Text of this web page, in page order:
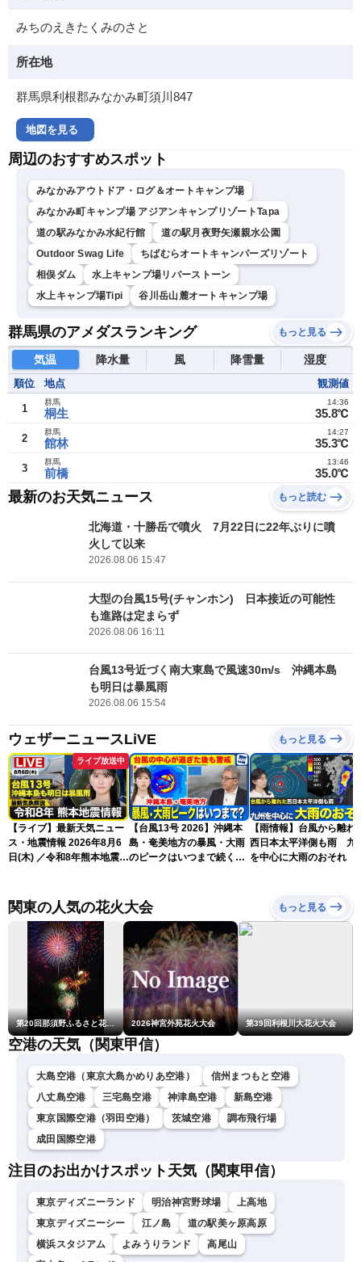
みちのえきたくみのさと
所在地
群馬県利根郡みなかみ町須川847
地図を見る
周辺のおすすめスポット
みなかみアウトドア・ログ＆オートキャンプ場
みなかみ町キャンプ場 アジアンキャンプリゾートTapa
道の駅みなかみ水紀行館
道の駅月夜野矢瀬親水公園
Outdoor Swag Life
ちばむらオートキャンパーズリゾート
相俣ダム
水上キャンプ場リバーストーン
水上キャンプ場Tipi
谷川岳山麓オートキャンプ場
群馬県のアメダスランキング もっと見る
気温 降水量 風 降雪量 湿度
順位 地点 観測値
1 桐生
群馬
35.8℃
14:36
2 館林
群馬
35.3℃
14:27
3 前橋
群馬
35.0℃
13:46
最新のお天気ニュース もっと読む
北海道・十勝岳で噴火 7月22日に22年ぶりに噴
火して以来
2026.08.06 15:47
大型の台風15号(チャンホン) 日本接近の可能性
も進路は定まらず
2026.08.06 16:11
台風13号近づく南大東島で風速30m/s 沖縄本島
も明日は暴風雨
2026.08.06 15:54
ウェザーニュースLiVE もっと見る
ライブ放送中
【ライブ】最新天気ニュー
ス・地震情報 2026年8月6
日(木) ／令和8年熊本地震情
LiVEムーン・駒木結衣／本
田竜也〉
【台風13号 2026】沖縄本
島・奄美地方の暴風・大雨
のピークはいつまで続く？
【雨情報】台風から離れ
西日本太平洋側も雨 九
を中心に大雨のおそれ
関東の人気の花火大会 もっと見る
第20回那須野ふるさと花火大会 2026神宮外苑花火大会 第39回利根川大花火大会
空港の天気（関東甲信）
大島空港（東京大島かめりあ空港）
信州まつもと空港
八丈島空港
三宅島空港 神津島空港
新島空港
東京国際空港（羽田空港）
茨城空港
調布飛行場
成田国際空港
注目のお出かけスポット天気（関東甲信）
東京ディズニーランド 明治神宮野球場
上高地
東京ディズニーシー
江ノ島
道の駅美ヶ原高原
横浜スタジアム
よみうりランド
高尾山